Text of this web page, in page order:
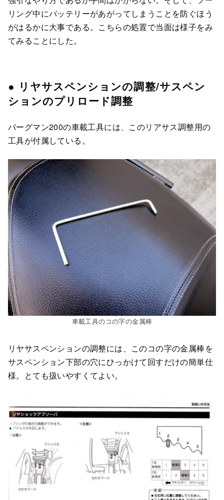
リング中にバッテリーがあがってしまうことを防ぐほう
がはるかに大事である。こちらの処置で当面は様子をみ
てみることにした。
● リヤサスペンションの調整/サスペン
ションのプリロード調整
バーグマン200の車載工具には、このリアサス調整用の
工具が付属している。
車載工具のコの字の金属棒
リヤサスペンションの調整には、このコの字の金属棒を
サスペンション下部の穴にひっかけて回すだけの簡単仕
様。とても扱いやすくてよい。